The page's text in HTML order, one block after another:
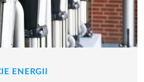
ENERGII